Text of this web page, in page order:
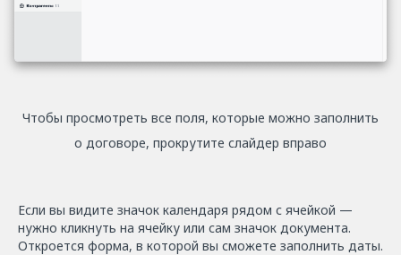
Чтобы просмотреть все поля, которые можно заполнить
о договоре, прокрутите слайдер вправо
Если вы видите значок календаря рядом с ячейкой —
нужно кликнуть на ячейку или сам значок документа.
Откроется форма, в которой вы сможете заполнить даты.